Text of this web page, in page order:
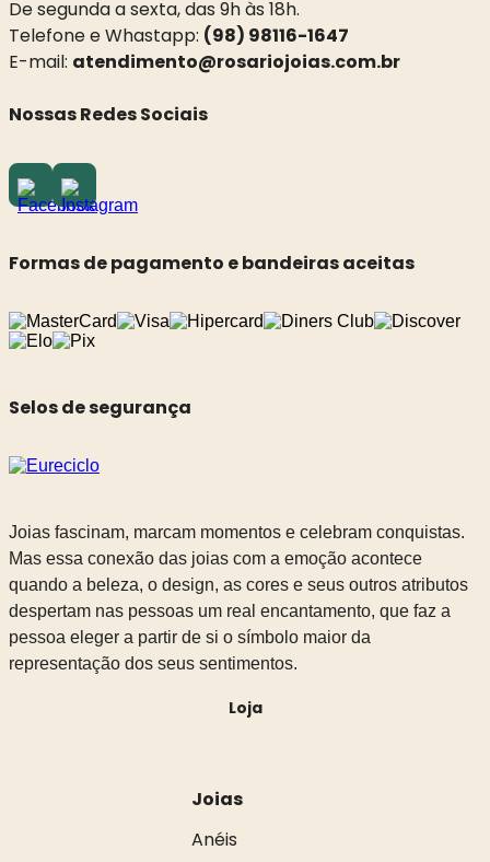
De segunda a sexta, das 9h às 18h.
Telefone e Whastapp: (98) 98116-1647
E-mail: atendimento@rosariojoias.com.br
Nossas Redes Sociais
Formas de pagamento e bandeiras aceitas
Selos de segurança
Joias fascinam, marcam momentos e celebram conquistas.
Mas essa conexão das joias com a emoção acontece
quando a beleza, o design, as cores e seus outros atributos
despertam nas pessoas um real encantamento, que faz a
pessoa eleger a partir de si o símbolo maior da
representação dos seus sentimentos.
Loja
Joias
Anéis